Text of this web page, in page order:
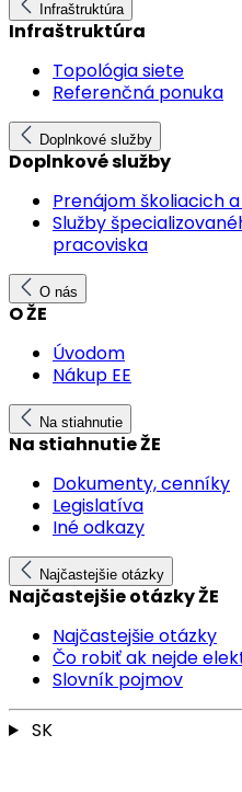
Infraštruktúra
Infraštruktúra
Topológia siete
Referenčná ponuka
Doplnkové služby
Doplnkové služby
Prenájom školiacich
Služby
pracoviska
O nás
O ŽE
Úvodom
Nákup EE
Na stiahnutie
Na stiahnutie ŽE
Dokumenty, cenníky
Legislatíva
Iné odkazy
Najčastejšie otázky
Najčastejšie otázky ŽE
Najčastejšie otázky
Čo robiť ak nejde
Slovník pojmov
SK